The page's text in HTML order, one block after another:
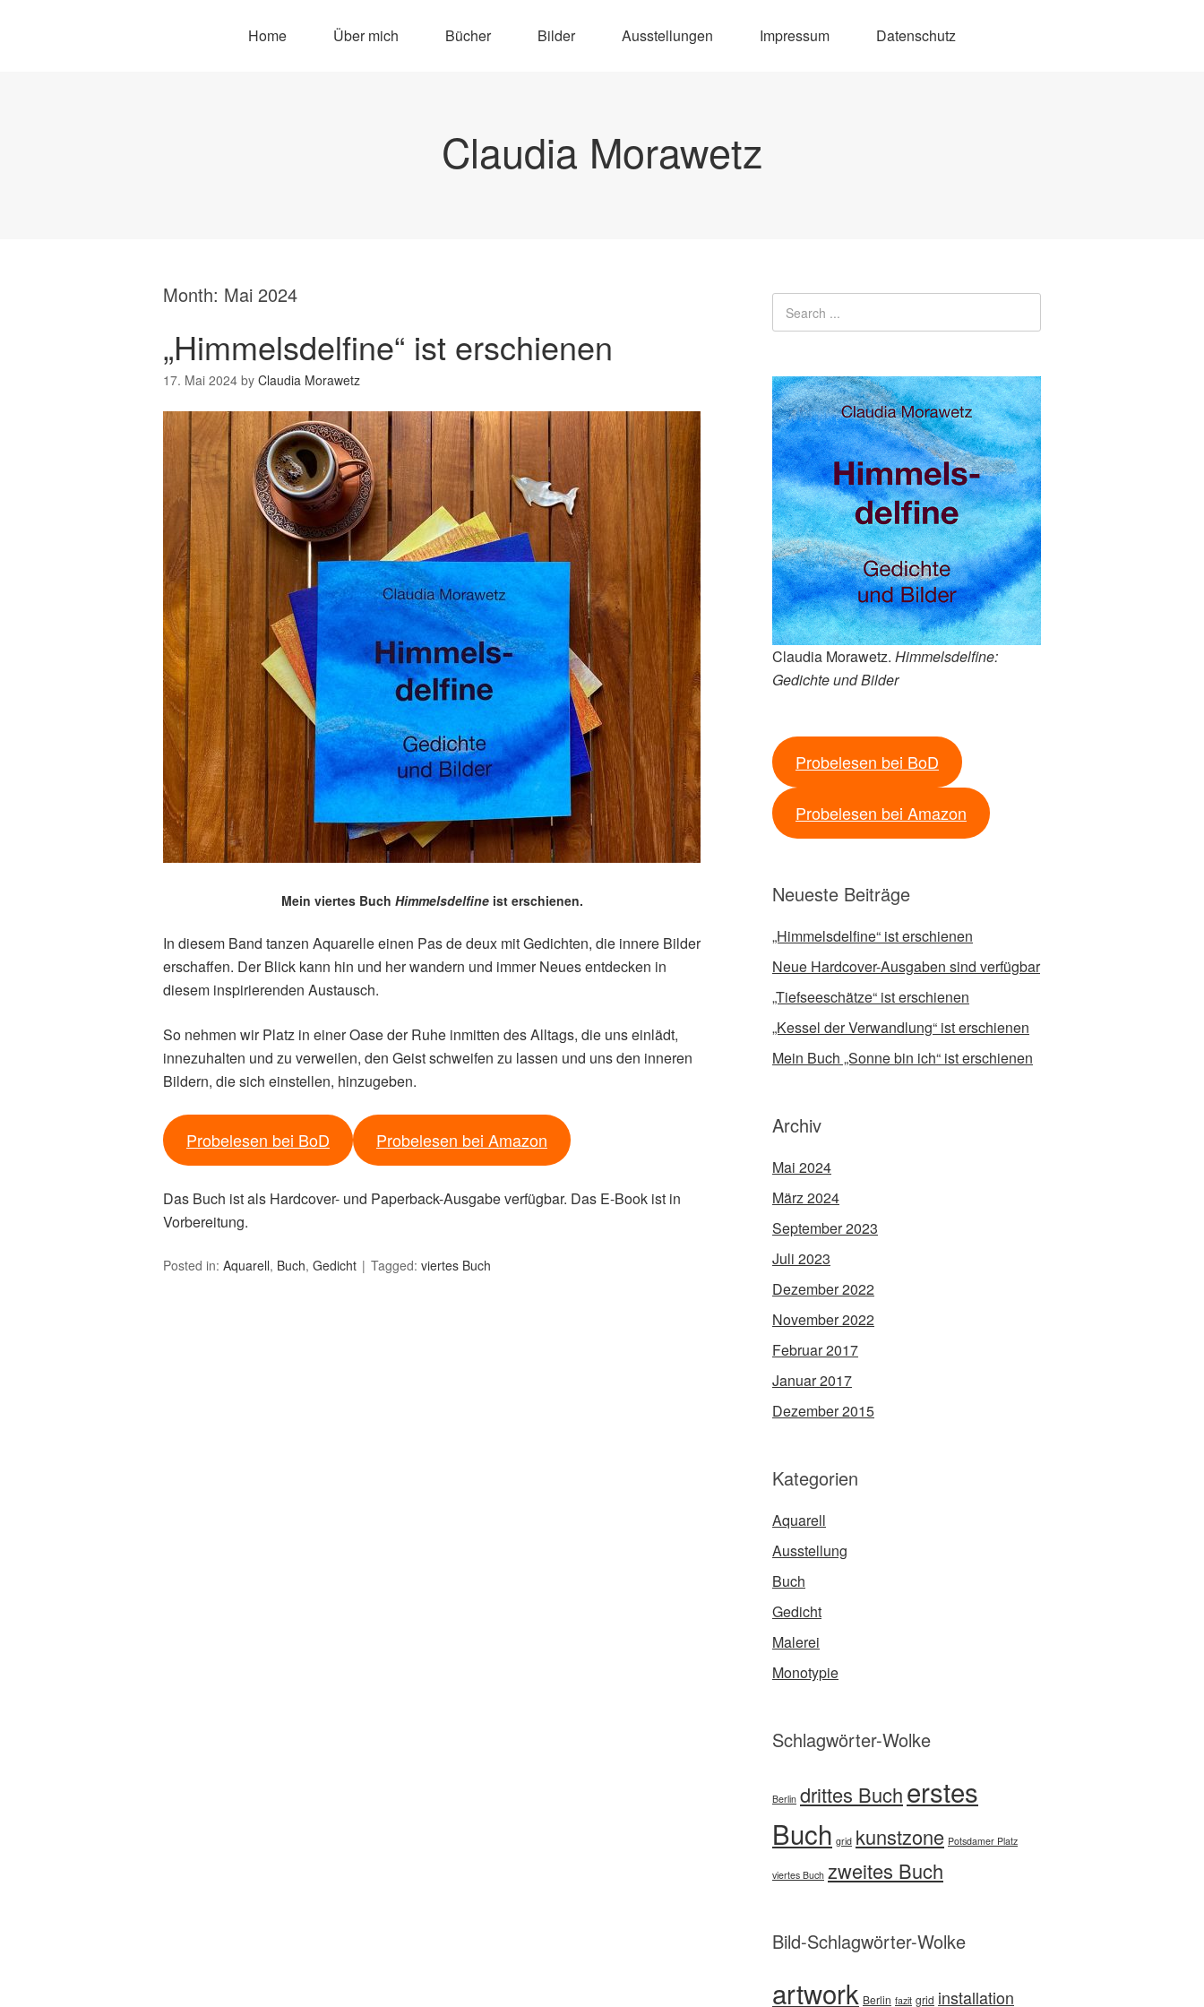
Home Über mich Bücher Bilder Ausstellungen Impressum Datenschutz
Claudia Morawetz
Month: Mai 2024
„Himmelsdelfine“ ist erschienen
17. Mai 2024 by Claudia Morawetz
Mein viertes Buch Himmelsdelfineist erschienen.
In diesem Band tanzen Aquarelle einen Pas de deux mit Gedichten, die innere Bilder
erschaffen. Der Blick kann hin und her wandern und immer Neues entdecken in
diesem inspirierenden Austausch.
So nehmen wir Platz in einer Oase der Ruhe inmitten des Alltags, die uns einlädt,
innezuhalten und zu verweilen, den Geist schweifen zu lassen und uns den inneren
Bildern, die sich einstellen, hinzugeben.
Probelesen bei BoD Probelesen bei Amazon
Das Buch ist als Hardcover- und Paperback-Ausgabe verfügbar. Das E-Book ist in
Vorbereitung.
Posted in: Aquarell, Buch, Gedicht Tagged: viertes Buch
Claudia Morawetz. Himmelsdelfine:
Gedichte und Bilder
Probelesen bei BoD
Probelesen bei Amazon
Neueste Beiträge
„Himmelsdelfine“ ist erschienen
Neue Hardcover-Ausgaben sind verfügbar
„Tiefseeschätze“ ist erschienen
„Kessel der Verwandlung“ ist erschienen
Mein Buch „Sonne bin ich“ ist erschienen
Archiv
Mai 2024
März 2024
September 2023
Juli 2023
Dezember 2022
November 2022
Februar 2017
Januar 2017
Dezember 2015
Kategorien
Aquarell
Ausstellung
Buch
Gedicht
Malerei
Monotypie
Schlagwörter-Wolke
Berlin drittes Bucherstes
Buch grid kunstzone Potsdamer Platz
viertes Buch zweites Buch
Bild-Schlagwörter-Wolke
artwork Berlin fazit grid installation